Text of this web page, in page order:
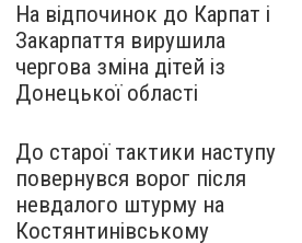
На відпочинок до Карпат і
Закарпаття вирушила
чергова зміна дітей із
Донецької області
До старої тактики наступу
повернувся ворог після
невдалого штурму на
Костянтинівському